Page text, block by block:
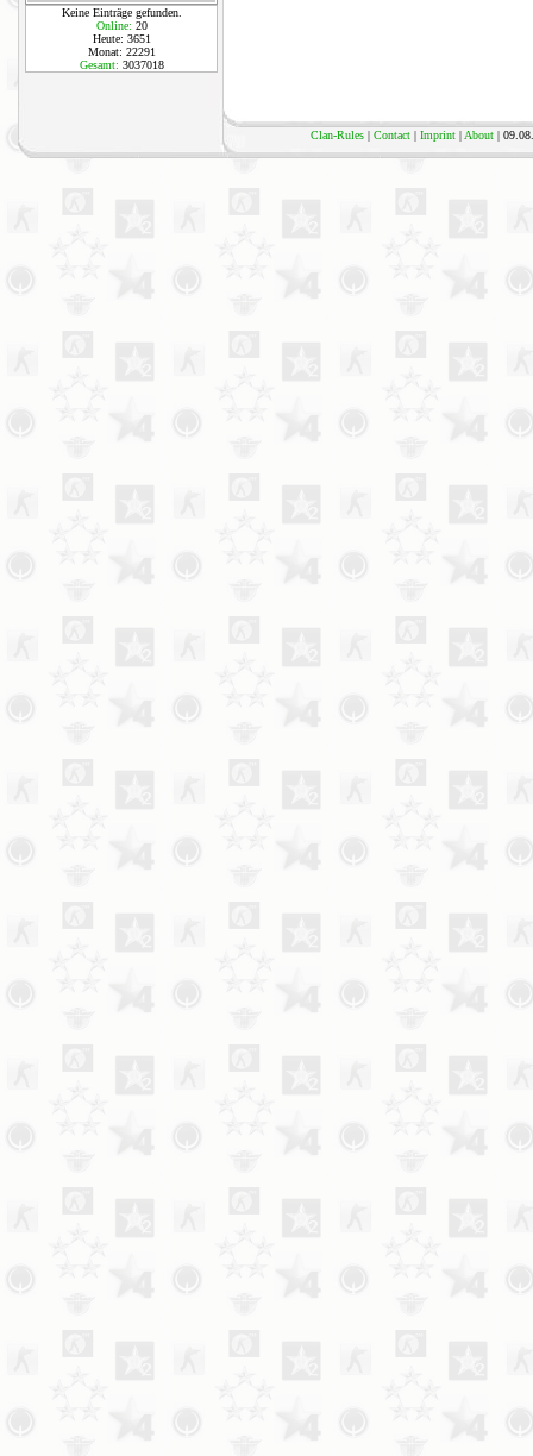
Keine Einträge gefunden.
Online: 20
Heute: 3651
Monat: 22291
Gesamt: 3037018
Clan-Rules | Contact | Imprint | About |